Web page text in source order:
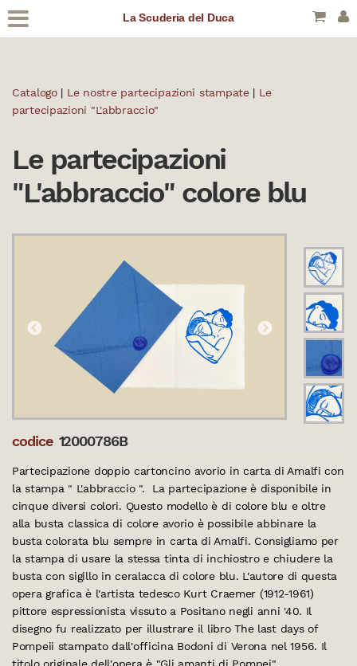
La Scuderia del Duca
Catalogo| Le nostre partecipazioni stampate| Le
partecipazioni "L'abbraccio"
Le partecipazioni
"L'abbraccio" colore blu
codice 12000786B
Partecipazione doppio cartoncino avorio in carta di Amalfi con
la stampa " L'abbraccio ". La partecipazione è disponibile in
cinque diversi colori. Questo modello è di colore blu e oltre
alla busta classica di colore avorio è possibile abbinare la
busta colorata blu sempre in carta di Amalfi. Consigliamo per
la stampa di usare la stessa tinta di inchiostro e chiudere la
busta con sigillo in ceralacca di colore blu. L'autore di questa
opera grafica è l'artista tedesco Kurt Craemer (1912-1961)
pittore espressionista vissuto a Positano negli anni '40. Il
disegno fu realizzato per illustrare il libro The last days of
Pompeii stampato dall'officina Bodoni di Verona nel 1956. Il